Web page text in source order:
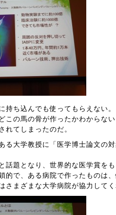
持ち込んでも使ってもらえない。
この馬の骨が作ったかわからな
れてしまったのだ。
る大学教授に「医学博士論文の
話題となり、世界的な医学賞をも
的で、ある病院で作ったものは
さまざまな大学病院が協力して